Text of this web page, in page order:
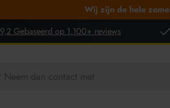
Wij zijn de hele
9,2 Gebaseerd op 1.100+ reviews